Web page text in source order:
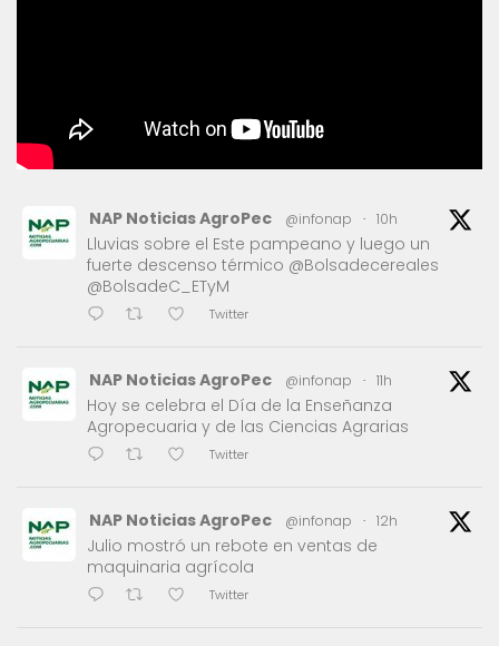
NAP Noticias AgroPec @infonap · 10h
Lluvias sobre el Este pampeano y luego un
fuerte descenso térmico @Bolsadecereales
@BolsadeC_ETyM
Twitter
NAP Noticias AgroPec @infonap · 11h
Hoy se celebra el Día de la Enseñanza
Agropecuaria y de las Ciencias Agrarias
Twitter
NAP Noticias AgroPec @infonap · 12h
Julio mostró un rebote en ventas de
maquinaria agrícola
Twitter